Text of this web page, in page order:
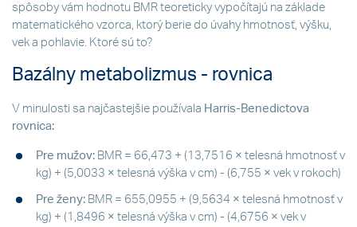
spôsoby vám hodnotu BMR teoreticky vypočítajú na základe
matematického vzorca, ktorý berie do úvahy hmotnosť, výšku,
vek a pohlavie. Ktoré sú to?
Bazálny metabolizmus - rovnica
V minulosti sa najčastejšie používala Harris-Benedictova
rovnica:
Pre mužov: BMR = 66,473 + (13,7516 × telesná hmotnosť v
kg) + (5,0033 × telesná výška v cm) - (6,755 × vek v rokoch)
Pre ženy: BMR = 655,0955 + (9,5634 × telesná hmotnosť v
kg) + (1,8496 × telesná výška v cm) - (4,6756 × vek v